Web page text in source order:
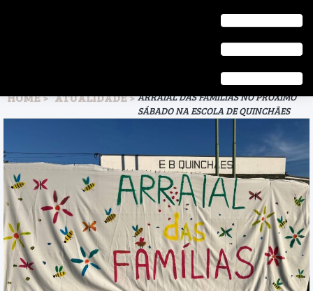
HOME ATUALIDADE
ARRAIAL DAS FAMÍLIAS NO PRÓXIMO
SÁBADO NA ESCOLA DE QUINCHÃES